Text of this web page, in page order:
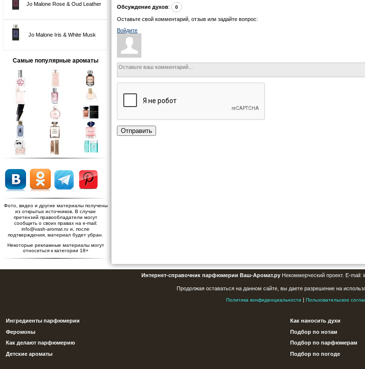
Jo Malone Rose & Oud Leather
Jo Malone Iris & White Musk
Самые популярные ароматы
Фото, видео и другие материалы получены
из открытых источников. В случае
претензий правообладатели могут
сообщить о своих правах на e-mail:
info@vash-aromat.ru и, после
подтверждения, материал будет убран.
Некоторые рекламные материалы могут
относиться к категории 18+
Обсуждение духов: 0
Оставьте свой комментарий, отзыв или задайте вопрос:
Войдите
Отправить
Интернет-справочник парфюмерии Ваш-Аромат.руНекоммерческий проект. E-mail:
Продолжая оставаться на данном сайте, вы даете разрешение на
Политика конфиденциальности | Пользовательское
Ингредиенты парфюмерии
Феромоны
Как делают парфюмерию
Детские ароматы
Как наносить духи
Подбор по нотам
Подбор по парфюмерам
Подбор по погоде